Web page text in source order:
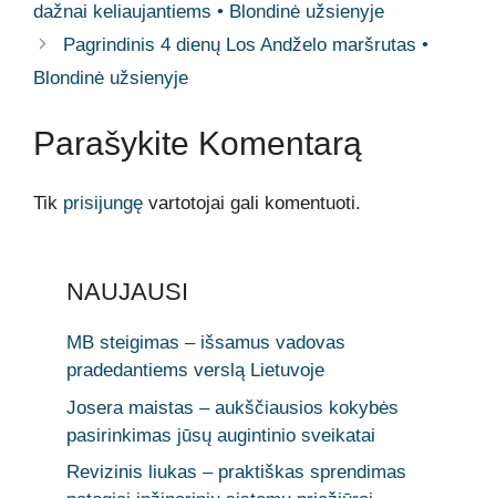
dažnai keliaujantiems • Blondinė užsienyje
Pagrindinis 4 dienų Los Andželo maršrutas •
Blondinė užsienyje
Parašykite Komentarą
Tik prisijungę vartotojai gali komentuoti.
NAUJAUSI
MB steigimas – išsamus vadovas
pradedantiems verslą Lietuvoje
Josera maistas – aukščiausios kokybės
pasirinkimas jūsų augintinio sveikatai
Revizinis liukas – praktiškas sprendimas